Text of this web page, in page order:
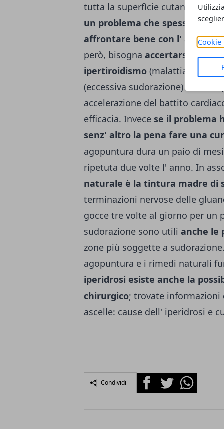
Cookie
tutta la superfìcie cutanea
un problema che spesso
affrontare bene con l'
però, bisogna accertarsi che
ipertiroidismo (malattia della
(eccessiva sudorazione) è
accelerazione del battito
efficacia. Invece se il problema
senz' altro la pena fare una
agopuntura dura un paio di
ripetuta due volte l' anno. In
naturale è la tintura madre di
terminazioni nervose delle
gocce tre volte al giorno per un
sudorazione sono utili anche le
zone più soggette a
agopuntura e i rimedi naturali
iperidrosi esiste anche la
chirurgico; trovate informazioni
ascelle: cause dell' iperidrosi e
Condividi FacebookTwitterWhatsapp